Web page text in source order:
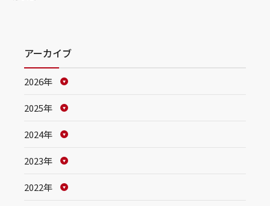
アーカイブ
2026年
2025年
2024年
2023年
2022年